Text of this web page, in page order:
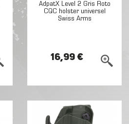
AdpatX Level 2 Gris Roto
CQC holster universel
Swiss Arms
16,99 €